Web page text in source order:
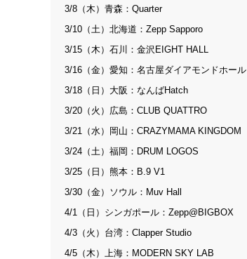
3/8（木）青森：Quarter
3/10（土）北海道：Zepp Sapporo
3/15（木）石川：金沢EIGHT HALL
3/16（金）愛知：名古屋ダイアモンドホール
3/18（日）大阪：なんばHatch
3/20（火）広島：CLUB QUATTRO
3/21（水）岡山：CRAZYMAMA KINGDOM
3/24（土）福岡：DRUM LOGOS
3/25（日）熊本：B.9 V1
3/30（金）ソウル：Muv Hall
4/1（日）シンガポール：Zepp@BIGBOX
4/3（火）台湾：Clapper Studio
4/5（木）上海：MODERN SKY LAB